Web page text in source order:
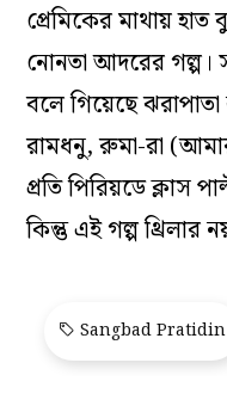
প্রেমিকের মাথায় হাত
নোনতা আদরের
বলে গিয়েছে
রামধনু, রুমা-রা
প্রতি পিরিয়ডে ক্লাস
কিন্তু এই গল্প থ্রিলার
Sangbad Pratidin